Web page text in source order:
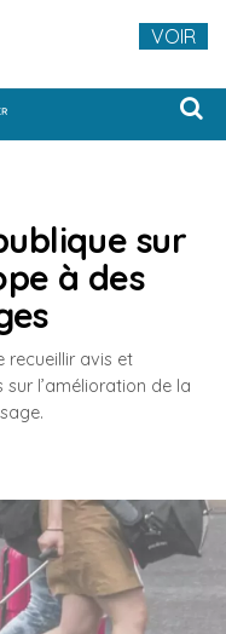
sur
à des
recueillir avis et
l’amélioration de la
VOIR